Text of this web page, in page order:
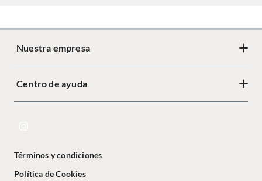
Nuestra empresa
Centro de ayuda
Términos y condiciones
Política de Cookies